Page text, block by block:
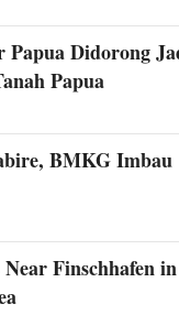
Didorong
Papua
BMKG Imbau
Finschhafen in